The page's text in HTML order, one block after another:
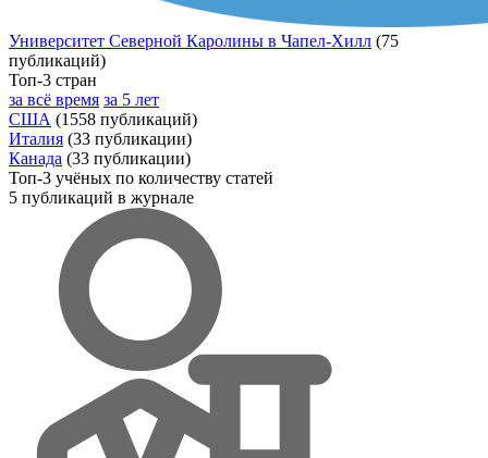
Университет Северной Каролины в Чапел-Хилл (75
публикаций)
Топ-3 стран
за всё время за 5 лет
США (1558 публикаций)
Италия (33 публикации)
Канада (33 публикации)
Топ-3 учёных по количеству статей
5 публикаций в журнале